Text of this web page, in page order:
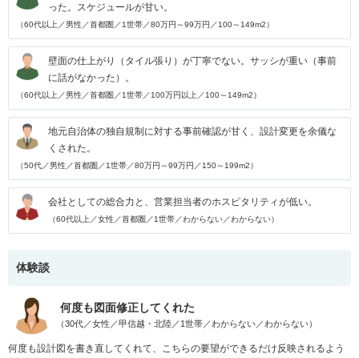
った。スケジュールが甘い。
（60代以上／男性／首都圏／1世帯／80万円～99万円／100～149m2）
壁面の仕上がり（タイル張り）が丁寧でない。サッシが重い（事前
に話がなかった）。
（60代以上／男性／首都圏／1世帯／100万円以上／100～149m2）
地元自治体の独自規制に対する事前確認が甘く、設計変更を余儀な
くされた。
（50代／男性／首都圏／1世帯／80万円～99万円／150～199m2）
会社としての総合力と、営業担当者のホスピタリティが低い。
（60代以上／女性／首都圏／1世帯／わからない／わからない）
体験談
何度も図面修正してくれた
（30代／女性／甲信越・北陸／1世帯／わからない／わからない）
何度も設計図を書き直してくれて、こちらの要望ができるだけ反映されるよう